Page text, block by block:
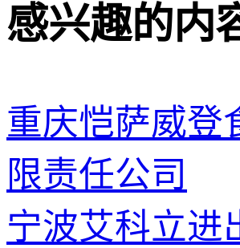
感兴趣的内
重庆恺萨威登
限责任公司
宁波艾科立进